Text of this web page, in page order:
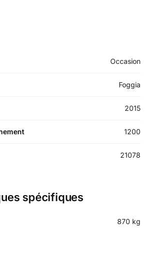
Occasion
Foggia
2015
1200
21078
spécifiques
870 kg